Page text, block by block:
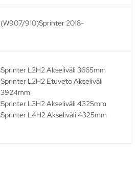
(W907/910)Sprinter 2018-
Sprinter L2H2 Akseliväli 3665mm
Sprinter L2H2 Etuveto Akseliväli
3924mm
Sprinter L3H2 Akseliväli 4325mm
Sprinter L4H2 Akseliväli 4325mm